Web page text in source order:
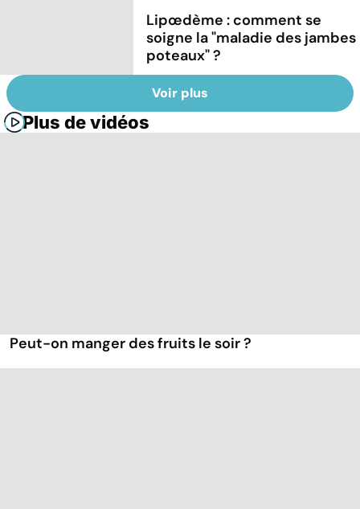
Lipœdème : comment se
soigne la "maladie des jambes
poteaux" ?
Voir plus
Plus de vidéos
Peut-on manger des fruits le soir ?